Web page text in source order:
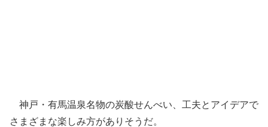
神戸・有馬温泉名物の炭酸せんべい、工夫とアイデアで
さまざまな楽しみ方がありそうだ。